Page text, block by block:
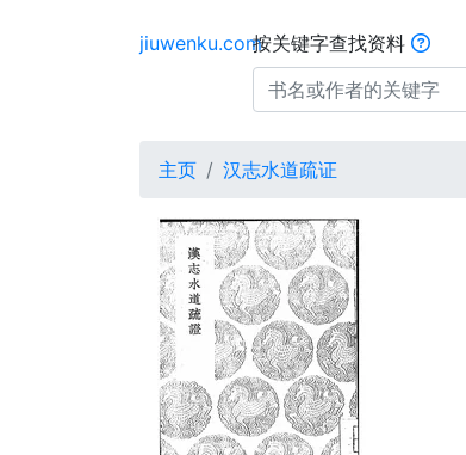
jiuwenku.com按关键字查找资料
主页 汉志水道疏证